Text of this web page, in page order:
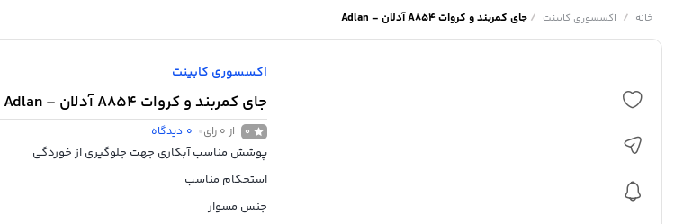
خانه / اکسسوری کابینت /جای کمربند و کروات A854 آدلان – Adlan
اکسسوری کابینت
جای کمربند و کروات A854 آدلان – Adlan
0 از 0 رای 0 دیدگاه
پوشش مناسب آبکاری جهت جلوگیری از خوردگی
استحکام مناسب
جنس مسوار